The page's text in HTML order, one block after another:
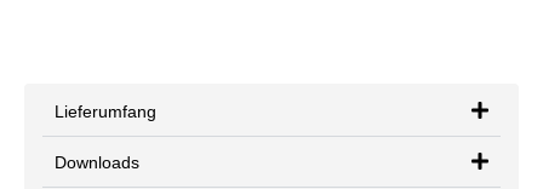
Lieferumfang
Downloads